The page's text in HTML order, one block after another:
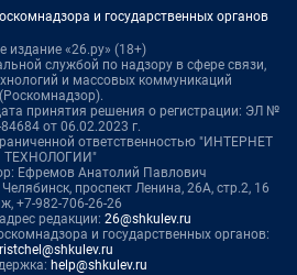
и государственных органов
издание «26.ру» (18+)
службой по надзору в сфере связи,
и массовых коммуникаций
(Роскомнадзор).
принятия решения о регистрации: ЭЛ №
от 06.02.2023 г.
ответственностью "ИНТЕРНЕТ
ТЕХНОЛОГИИ"
Ефремов Анатолий Павлович
проспект Ленина, 26А, стр.2, 16
+7-982-706-26-26
редакции: 26@shkulev.ru
и государственных органов:
help@shkulev.ru